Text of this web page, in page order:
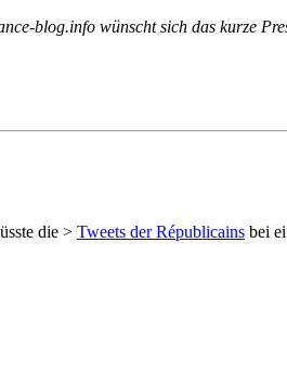
blog.info wünscht sich das kurze
die > Tweets der Républicains bei